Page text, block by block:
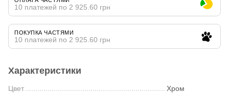
10 платежей по 2 925.60 грн
ПОКУПКА ЧАСТЯМИ
10 платежей по 2 925.60 грн
Характеристики
Цвет Хром